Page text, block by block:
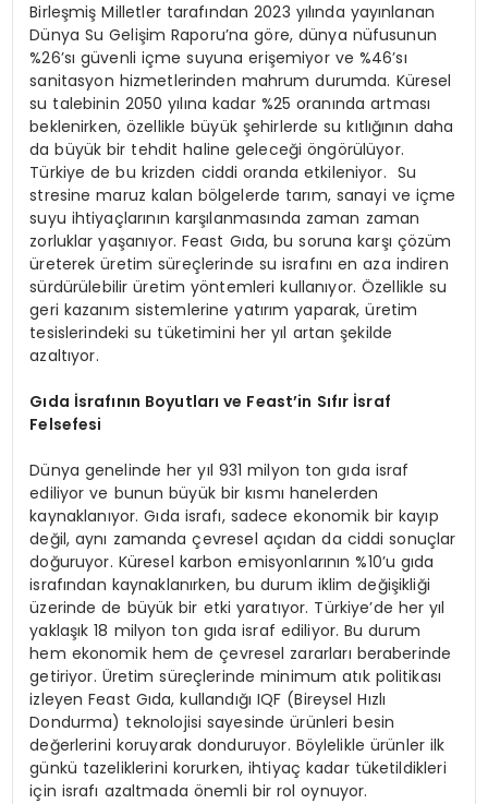
Birleşmiş Milletler tarafından 2023 yılında yayınlanan
Dünya Su Gelişim Raporu’na göre, dünya nüfusunun
%26’sı güvenli içme suyuna erişemiyor ve %46’sı
sanitasyon hizmetlerinden mahrum durumda. Küresel
su talebinin 2050 yılına kadar %25 oranında artması
beklenirken, özellikle büyük şehirlerde su kıtlığının daha
da büyük bir tehdit haline geleceği öngörülüyor.
Türkiye de bu krizden ciddi oranda etkileniyor. Su
stresine maruz kalan bölgelerde tarım, sanayi ve içme
suyu ihtiyaçlarının karşılanmasında zaman zaman
zorluklar yaşanıyor. Feast Gıda, bu soruna karşı çözüm
üreterek üretim süreçlerinde su israfını en aza indiren
sürdürülebilir üretim yöntemleri kullanıyor. Özellikle su
geri kazanım sistemlerine yatırım yaparak, üretim
tesislerindeki su tüketimini her yıl artan şekilde
azaltıyor.
Gıda İsrafının Boyutları ve Feast’in Sıfır İsraf
Felsefesi
Dünya genelinde her yıl 931 milyon ton gıda israf
ediliyor ve bunun büyük bir kısmı hanelerden
kaynaklanıyor. Gıda israfı, sadece ekonomik bir kayıp
değil, aynı zamanda çevresel açıdan da ciddi sonuçlar
doğuruyor. Küresel karbon emisyonlarının %10’u gıda
israfından kaynaklanırken, bu durum iklim değişikliği
üzerinde de büyük bir etki yaratıyor. Türkiye’de her yıl
yaklaşık 18 milyon ton gıda israf ediliyor. Bu durum
hem ekonomik hem de çevresel zararları beraberinde
getiriyor. Üretim süreçlerinde minimum atık politikası
izleyen Feast Gıda, kullandığı IQF (Bireysel Hızlı
Dondurma) teknolojisi sayesinde ürünleri besin
değerlerini koruyarak donduruyor. Böylelikle ürünler ilk
günkü tazeliklerini korurken, ihtiyaç kadar tüketildikleri
için israfı azaltmada önemli bir rol oynuyor.